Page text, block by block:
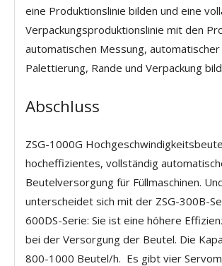
eine Produktionslinie bilden und eine
Verpackungsproduktionslinie mit den
automatischen Messung,
Palettierung, Rande und Verpackung
Abschluss
ZSG-1000G
hocheffizientes, vollständig
Beutelversorgung für Füllmaschinen.
unterscheidet sich mit der ZSG-300B-
600DS-Serie: Sie ist eine höhere
bei der Versorgung der Beutel. Die
800-1000 Beutel/h. Es gibt vier